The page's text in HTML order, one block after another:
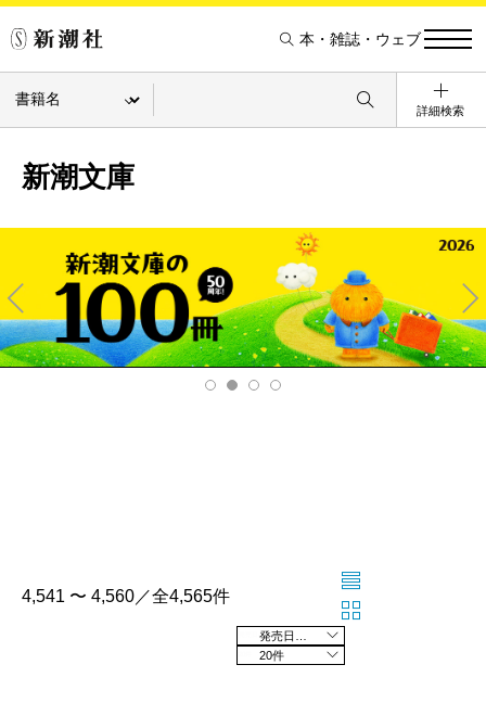
本・雑誌・ウェブ
詳細検索
新潮文庫
Pre
v
Ne
xt
4,541 〜 4,560／全4,565件
20件